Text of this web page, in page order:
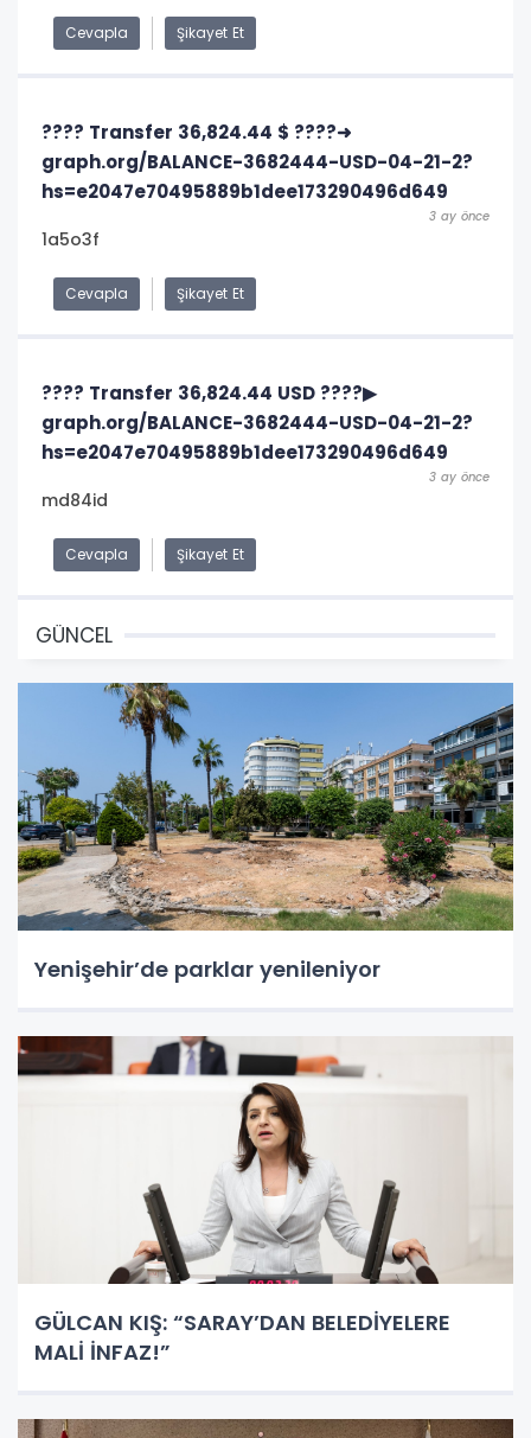
Cevapla Şikayet Et
???? Transfer 36,824.44 $ ????➜
graph.org/BALANCE-3682444-USD-04-21-2?
hs=e2047e70495889b1dee173290496d649
3 ay önce
1a5o3f
Cevapla Şikayet Et
???? Transfer 36,824.44 USD ????▶
graph.org/BALANCE-3682444-USD-04-21-2?
hs=e2047e70495889b1dee173290496d649
3 ay önce
md84id
Cevapla Şikayet Et
GÜNCEL
Yenişehir’de parklar yenileniyor
GÜLCAN KIŞ: “SARAY’DAN BELEDİYELERE
MALİ İNFAZ!”